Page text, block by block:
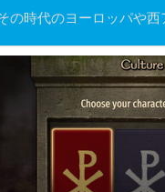
時代のヨーロッパや